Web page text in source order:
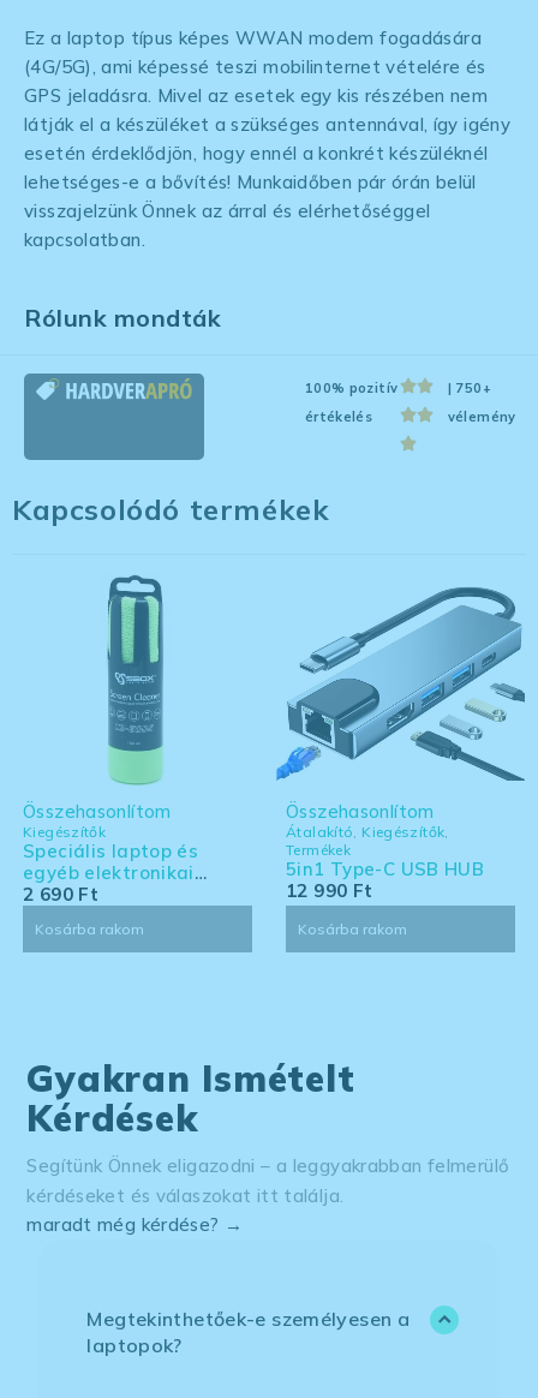
Ez a laptop típus képes WWAN modem fogadására
(4G/5G), ami képessé teszi mobilinternet vételére és
GPS jeladásra. Mivel az esetek egy kis részében nem
látják el a készüléket a szükséges antennával, így igény
esetén érdeklődjön, hogy ennél a konkrét készüléknél
lehetséges-e a bővítés! Munkaidőben pár órán belül
visszajelzünk Önnek az árral és elérhetőséggel
kapcsolatban.
Rólunk mondták
100% pozitív
értékelés
| 750+
vélemény
Kapcsolódó termékek
Kiegészítők
Speciális laptop és
egyéb elektronikai
eszköz tisztító készlet -
Összehasonlítom
2 690 Ft
Kosárba rakom
Átalakító Kiegészítők
Termékek
5in1 Type-C USB HUB
Összehasonlítom
12 990 Ft
Kosárba rakom
Gyakran Ismételt
Kérdések
Segítünk Önnek eligazodni – a leggyakrabban felmerülő
kérdéseket és válaszokat itt találja.
maradt még kérdése? →
Megtekinthetőek-e személyesen a
laptopok?